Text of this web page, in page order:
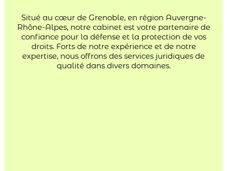
Situé au cœur de Grenoble, en région Auvergne-
Rhône-Alpes, notre cabinet est votre partenaire de
confiance pour la défense et la protection de vos
droits. Forts de notre expérience et de notre
expertise, nous offrons des services juridiques de
qualité dans divers domaines.